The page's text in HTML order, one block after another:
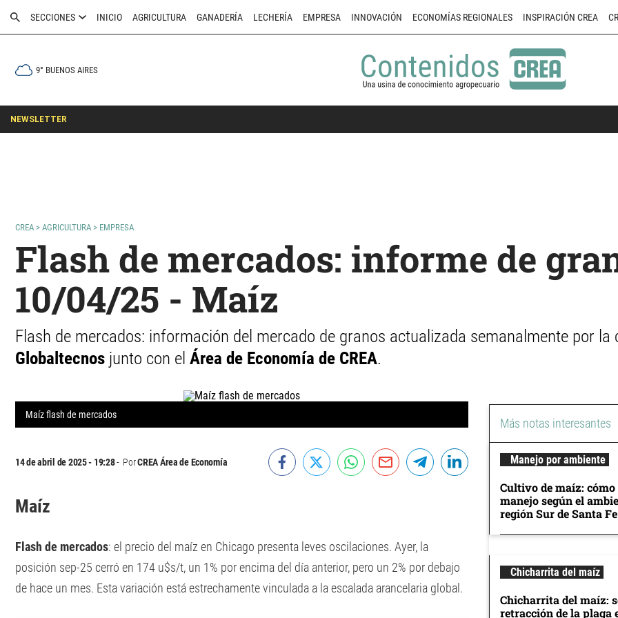
SECCIONES INICIO AGRICULTURA GANADERÍA LECHERÍA EMPRESA INNOVACIÓN ECONOMÍAS REGIONALES INSPIRACIÓN CREA
9° BUENOS AIRES
NEWSLETTER
CREA > AGRICULTURA > EMPRESA
Flash de mercados: informe de
10/04/25 - Maíz
Flash de mercados: información del mercado de granos actualizada semanalmente por la
Globaltecnos junto con el Área de Economía de CREA.
Maíz flash de mercados
14 de abril de 2025 - 19:28 PorCREA Área de Economía
Maíz
Flash de mercados: el precio del maíz en Chicago presenta leves oscilaciones. Ayer, la
posición sep-25 cerró en 174 u$s/t, un 1% por encima del día anterior, pero un 2% por debajo
de hace un mes. Esta variación está estrechamente vinculada a la escalada arancelaria global.
Más notas interesantes
Manejo por ambiente
Cultivo de maíz:
manejo según el
región Sur de Santa Fe
Chicharrita del maíz
Chicharrita del maíz:
retracción de la plaga